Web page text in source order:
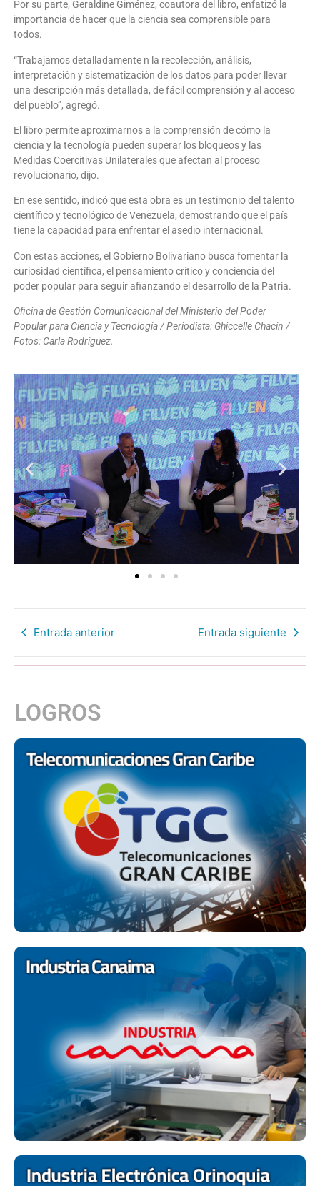
Por su parte, Geraldine Giménez, coautora del libro, enfatizó la
importancia de hacer que la ciencia sea comprensible para
todos.
“Trabajamos detalladamente n la recolección, análisis,
interpretación y sistematización de los datos para poder llevar
una descripción más detallada, de fácil comprensión y al acceso
del pueblo”, agregó.
El libro permite aproximarnos a la comprensión de cómo la
ciencia y la tecnología pueden superar los bloqueos y las
Medidas Coercitivas Unilaterales que afectan al proceso
revolucionario, dijo.
En ese sentido, indicó que esta obra es un testimonio del talento
científico y tecnológico de Venezuela, demostrando que el país
tiene la capacidad para enfrentar el asedio internacional.
Con estas acciones, el Gobierno Bolivariano busca fomentar la
curiosidad científica, el pensamiento crítico y conciencia del
poder popular para seguir afianzando el desarrollo de la Patria.
Oficina de Gestión Comunicacional del Ministerio del Poder
Popular para Ciencia y Tecnología / Periodista: Ghiccelle Chacín /
Fotos: Carla Rodríguez.
Entrada anterior Entrada siguiente
LOGROS